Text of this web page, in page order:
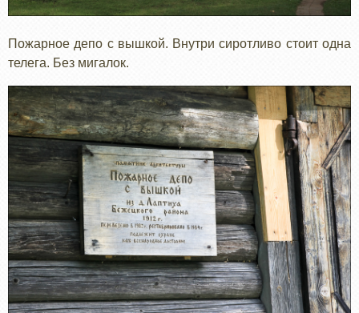
Пожарное депо с вышкой. Внутри сиротливо стоит одна
телега. Без мигалок.